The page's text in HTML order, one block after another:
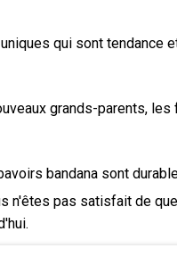
qui sont tendance
grands-parents,
bandana sont
n'êtes pas satisfait de